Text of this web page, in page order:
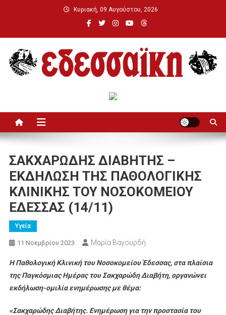
Κυριακή, 09 Αυγούστου, 2026
ΣΑΚΧΑΡΩΔΗΣ ΔΙΑΒΗΤΗΣ –
ΕΚΔΗΛΩΣΗ ΤΗΣ ΠΑΘΟΛΟΓΙΚΗΣ
ΚΛΙΝΙΚΗΣ ΤΟΥ ΝΟΣΟΚΟΜΕΙΟΥ
ΕΔΕΣΣΑΣ (14/11)
Υγεία
11 Νοεμβρίου 2023 Μαρία Βαγουρδή
Η Παθολογική Κλινική του Νοσοκομείου Έδεσσας, στα πλαίσια
της Παγκόσμιας Ημέρας του Σακχαρώδη Διαβήτη, οργανώνει
εκδήλωση-ομιλία ενημέρωσης με θέμα:
«Σακχαρώδης Διαβήτης. Ενημέρωση για την προστασία του